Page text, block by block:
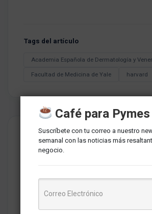
Tags del artículo
Academia Española de Dermatología y
Facultad de Medicina de Yale
harvard
brindar una selección de contenidos
Café para Pymes
Suscríbete con tu correo a nuestro
semanal con las noticias más
negocio.